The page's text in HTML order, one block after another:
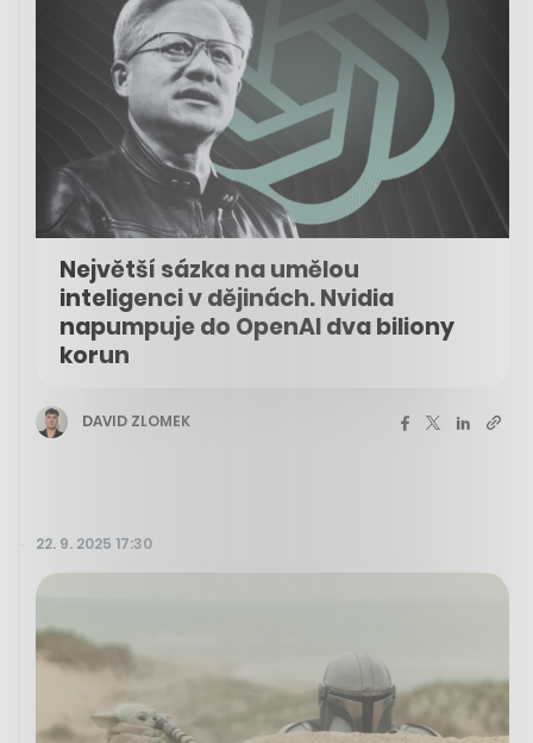
Největší sázka na umělou
inteligenci v dějinách. Nvidia
napumpuje do OpenAI dva biliony
korun
DAVID ZLOMEK
22. 9. 2025 17:30